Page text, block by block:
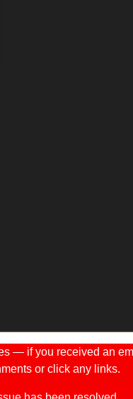
if you received an
or click any links.